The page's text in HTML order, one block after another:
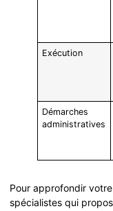
Exécution
Démarches
administratives
Pour approfondir
spécialistes qui